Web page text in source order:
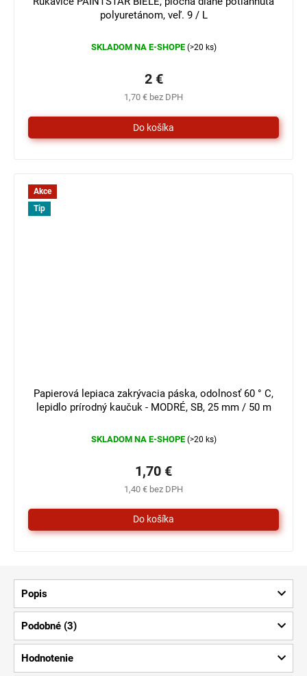
polyuretánom, veľ. 9 / L
SKLADOM NA E-SHOPE (>20 ks)
1,70 € bez DPH
2 €
Akce
Tip
Papierová lepiaca zakrývacia páska, odolnosť 60 ° C,
lepidlo prírodný kaučuk - MODRÉ, SB, 25 mm / 50 m
SKLADOM NA E-SHOPE (>20 ks)
1,40 € bez DPH
1,70 €
Popis
Podobné (3)
Hodnotenie